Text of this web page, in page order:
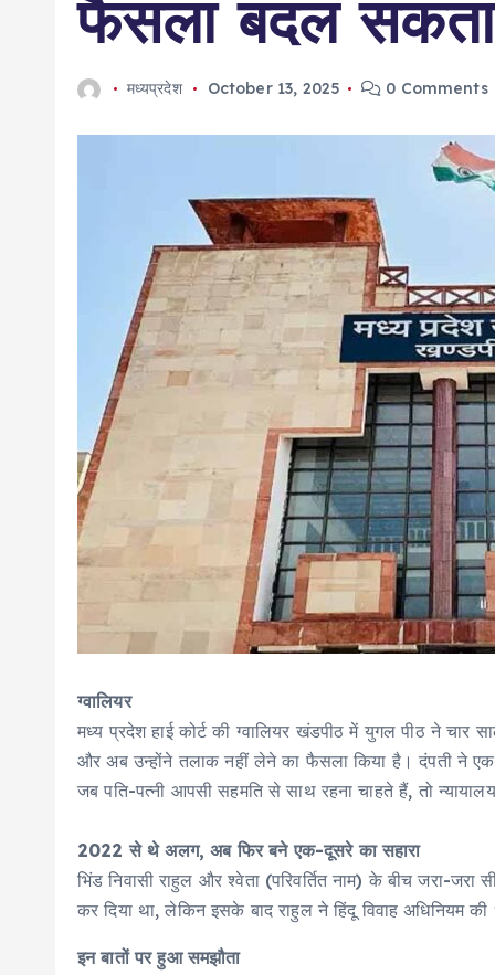
फैसला बदल
मध्यप्रदेश October 13, 2025 0 Comments
ग्वालियर
मध्य प्रदेश हाई कोर्ट की ग्वालियर खंडपीठ में युगल पीठ ने चार
और अब उन्होंने तलाक नहीं लेने का फैसला किया है। दंपती ने एक-
जब पति-पत्नी आपसी सहमति से साथ रहना चाहते हैं, तो
2022 से थे अलग, अब फिर बने एक-दूसरे का सहारा
भिंड निवासी राहुल और श्वेता (परिवर्तित नाम) के बीच जरा-
कर दिया था, लेकिन इसके बाद राहुल ने हिंदू विवाह अधिनियम की
इन बातों पर हुआ समझौता